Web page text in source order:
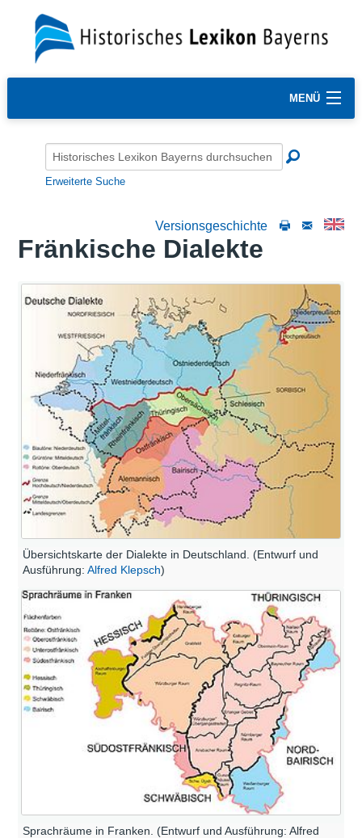
MENÜ
Erweiterte Suche
Versionsgeschichte
Fränkische Dialekte
Übersichtskarte der Dialekte in Deutschland. (Entwurf und
Ausführung: Alfred Klepsch)
Sprachräume in Franken. (Entwurf und Ausführung: Alfred